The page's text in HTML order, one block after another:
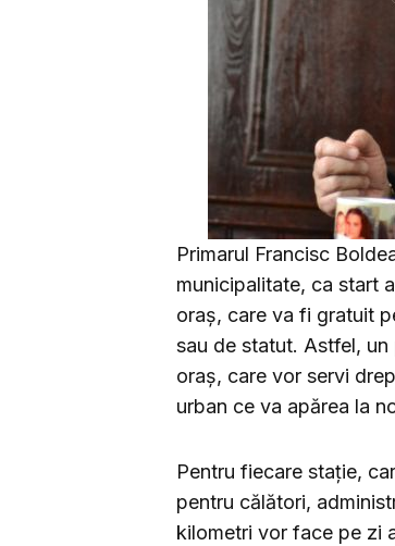
Primarul Francisc
municipalitate, ca start
oraș, care va fi gratuit
sau de statut. Astfel,
oraș, care vor servi
urban ce va apărea la
Pentru fiecare stație,
pentru călători,
kilometri vor face pe zi